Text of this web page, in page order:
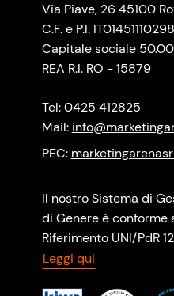
Via Piave, 26 45100
C.F. e P.I. IT01451110298
Capitale sociale
REA R.I. RO - 15879
Tel: 0425 412825
Mail:
PEC:
Il nostro Sistema di
di Genere è conforme
Riferimento UNI/PdR
Leggi qui